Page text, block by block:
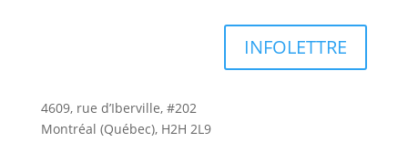
INFOLETTRE
4609, rue d’Iberville, #202
Montréal (Québec), H2H 2L9